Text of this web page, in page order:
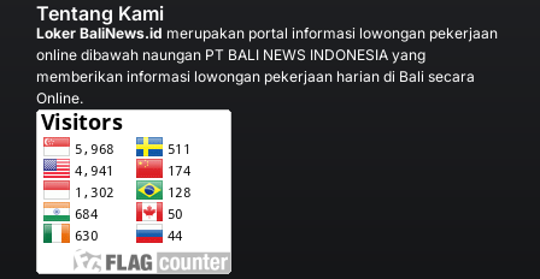
Tentang Kami
Loker BaliNews.id merupakan portal informasi lowongan pekerjaan
online dibawah naungan PT BALI NEWS INDONESIA yang
memberikan informasi lowongan pekerjaan harian di Bali secara
Online.